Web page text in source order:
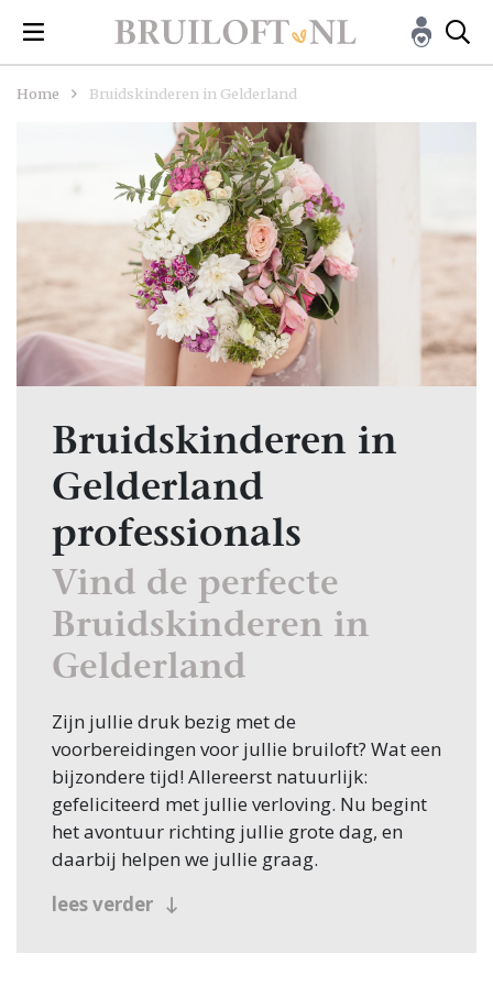
Home Bruidskinderen in Gelderland
Bruidskinderen in
Gelderland
professionals
Vind de perfecte
Bruidskinderen in
Gelderland
Zijn jullie druk bezig met de
voorbereidingen voor jullie bruiloft? Wat een
bijzondere tijd! Allereerst natuurlijk:
gefeliciteerd met jullie verloving. Nu begint
het avontuur richting jullie grote dag, en
daarbij helpen we jullie graag.
Een van de eerste stappen in de planning is
lees verder